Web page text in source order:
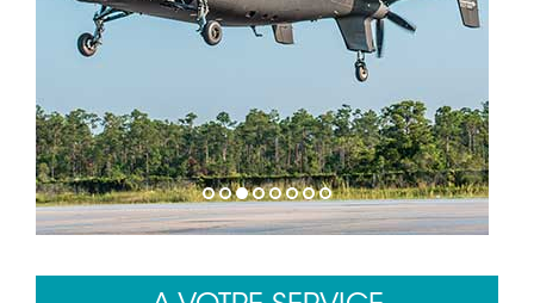
1 2 3 4 5 6 7 8